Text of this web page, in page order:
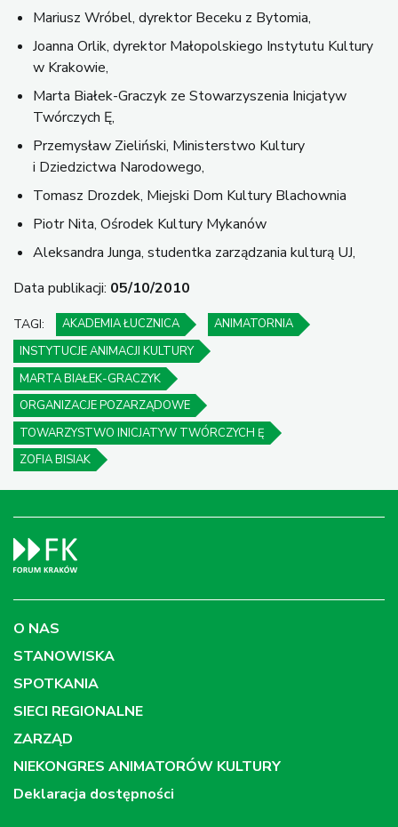
Mariusz Wróbel, dyrektor Beceku z Bytomia,
Joanna Orlik, dyrektor Małopolskiego Instytutu Kultury
w Krakowie,
Marta Białek-Graczyk ze Stowarzyszenia Inicjatyw
Twórczych Ę,
Przemysław Zieliński, Ministerstwo Kultury
i Dziedzictwa Narodowego,
Tomasz Drozdek, Miejski Dom Kultury Blachownia
Piotr Nita, Ośrodek Kultury Mykanów
Aleksandra Junga, studentka zarządzania kulturą UJ,
Data publikacji: 05/10/2010
TAGI: AKADEMIA ŁUCZNICA
ANIMATORNIA
INSTYTUCJE ANIMACJI KULTURY
MARTA BIAŁEK-GRACZYK
ORGANIZACJE POZARZĄDOWE
TOWARZYSTWO INICJATYW TWÓRCZYCH Ę
ZOFIA BISIAK
O NAS
STANOWISKA
SPOTKANIA
SIECI REGIONALNE
ZARZĄD
NIEKONGRES ANIMATORÓW KULTURY
Deklaracja dostępności